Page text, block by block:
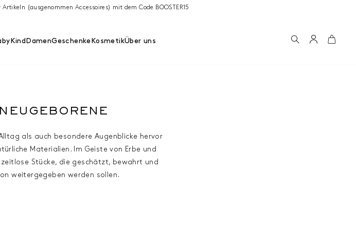
(ausgenommen Accessoires) mit dem Code BOOSTER15
Kind DamenGeschenke KosmetikÜber uns SuchenKonto
als auch besondere Augenblicke hervor
Materialien. Im Geiste von Erbe und
Stücke, die geschätzt, bewahrt und
weitergegeben werden sollen.